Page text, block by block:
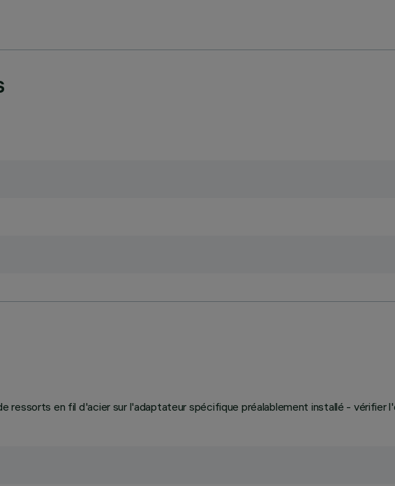
ressorts en fil d'acier sur l'adaptateur spécifique préalablement installé -